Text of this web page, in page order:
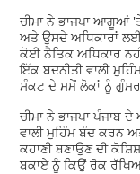
ਚੀਮਾ ਨੇ ਭਾਜਪਾ ਆਗੂਆਂ
ਅਤੇ ਉਸਦੇ ਅਧਿਕਾਰਾਂ
ਕੋਈ ਨੈਤਿਕ ਅਧਿਕਾਰ
ਇੱਕ ਬਦਨੀਤੀ ਵਾਲੀ
ਸੰਕਟ ਦੇ ਸਮੇਂ ਲੋਕਾਂ ਨੂੰ
ਚੀਮਾ ਨੇ ਭਾਜਪਾ ਪੰਜਾਬ
ਵਾਲੀ ਮੁਹਿੰਮ ਬੰਦ ਕਰਨ
ਕਹਾਣੀ ਬਣਾਉਣ ਦੀ
ਬਕਾਏ ਨੂੰ ਕਿਉਂ ਰੋਕ